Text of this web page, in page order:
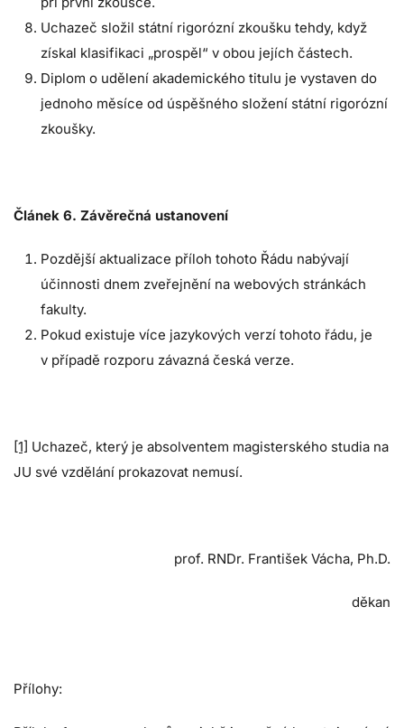
Uchazeč složil státní rigorózní zkoušku tehdy, když
získal klasifikaci „prospěl“ v obou jejích částech.
Diplom o udělení akademického titulu je vystaven do
jednoho měsíce od úspěšného složení státní rigorózní
zkoušky.
Článek 6. Závěrečná ustanovení
Pozdější aktualizace příloh tohoto Řádu nabývají
účinnosti dnem zveřejnění na webových stránkách
fakulty.
Pokud existuje více jazykových verzí tohoto řádu, je
v případě rozporu závazná česká verze.
[1] Uchazeč, který je absolventem magisterského studia na
JU své vzdělání prokazovat nemusí.
prof. RNDr. František Vácha, Ph.D.
děkan
Přílohy: